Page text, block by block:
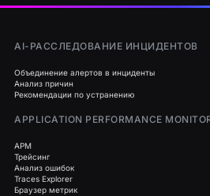
AI-РАССЛЕДОВАНИЕ ИНЦИДЕНТОВ
Объединение алертов в инциденты
Анализ причин
Рекомендации по устранению
APPLICATION PERFORMANCE
APM
Трейсинг
Анализ ошибок
Traces Explorer
Браузер метрик